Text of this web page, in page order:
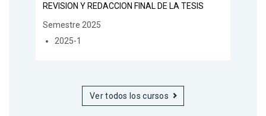
REVISION Y REDACCION FINAL DE LA TESIS
Semestre 2025
2025-1
Ver todos los cursos